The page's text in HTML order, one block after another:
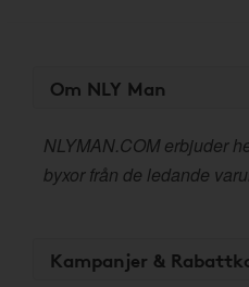
Om NLY Man
NLYMAN.COM erbjuder
byxor från de ledande
Kampanjer &